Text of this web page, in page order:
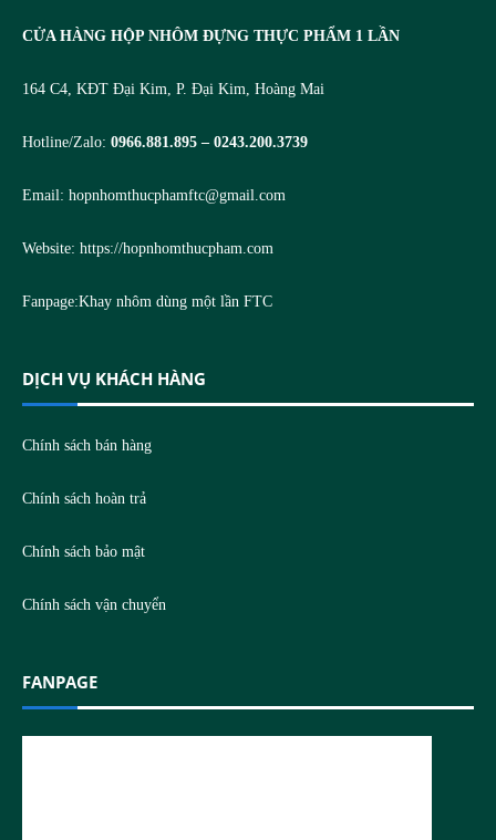
CỬA HÀNG HỘP NHÔM ĐỰNG THỰC PHẨM 1 LẦN
164 C4, KĐT Đại Kim, P. Đại Kim, Hoàng Mai
Hotline/Zalo: 0966.881.895 – 0243.200.3739
Email: hopnhomthucphamftc@gmail.com
Website: https://hopnhomthucpham.com
Fanpage:Khay nhôm dùng một lần FTC
DỊCH VỤ KHÁCH HÀNG
Chính sách bán hàng
Chính sách hoàn trả
Chính sách bảo mật
Chính sách vận chuyển
FANPAGE